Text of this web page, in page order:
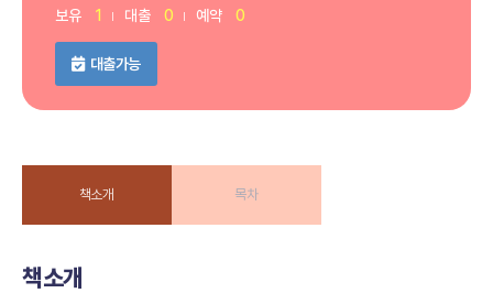
보유 1 대출 0 예약 0
대출가능
책소개 목차
책소개